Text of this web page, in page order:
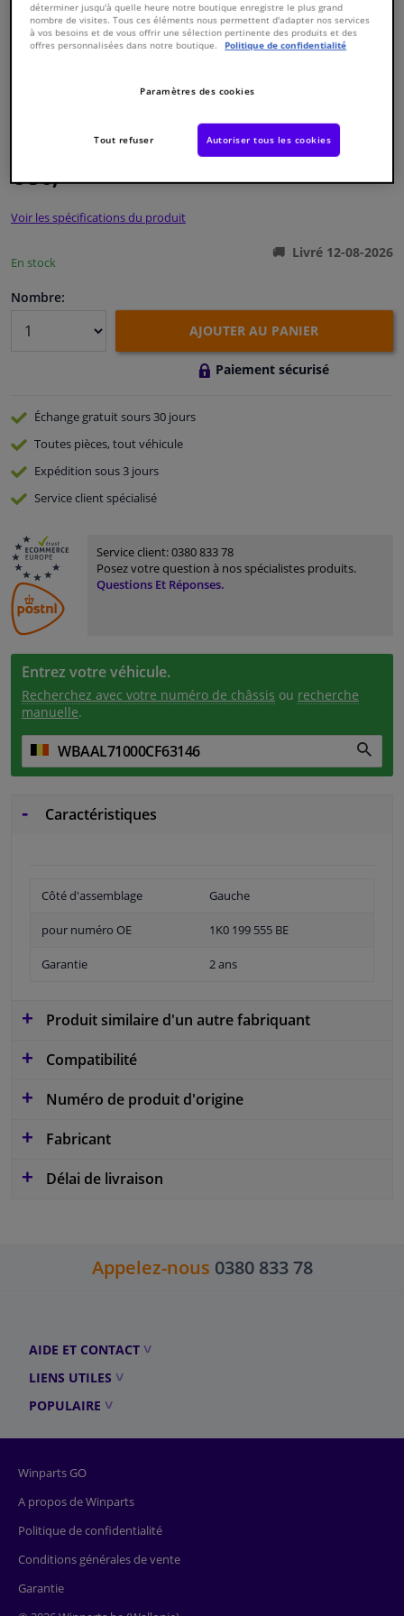
Fenêtres & accessoires
Intérieur & ameublement
Styling & Performance
Nettoyage & protection
Atelier & outils
Promotions et réductions
4047437543027
€ 50,
Voir les spécifications du produit
En stock
Livré 12-08-2026
Nombre:
AJOUTER AU PANIER
Paiement sécurisé
Échange gratuitsours 30 jours
Toutes pièces, tout véhicule
Expédition sous 3 jours
Serviceclient spécialisé
Service client:0380 833 78
Posez votre question à nos spécialistes produits.
Questions Et Réponses.
Entrez votre véhicule.
Recherchez avec votre numéro de châssis ou recherche
manuelle.
Caractéristiques
Côté d'assemblage Gauche
pour numéro OE 1K0 199 555 BE
Garantie 2 ans
Produit similaire d'un autre fabriquant
Compatibilité
Numéro de produit d'origine
Fabricant
Délai de livraison
Appelez-nous 0380 833 78
AIDE ET CONTACT
LIENS UTILES
POPULAIRE
Winparts GO
A propos de Winparts
Politique de confidentialité
Conditions générales de vente
Garantie
déterminer jusqu'à quelle heure notre boutique enregistre le plus grand
nombre de visites. Tous ces éléments nous permettent d'adapter nos services
à vos besoins et de vous offrir une sélection pertinente des produits et des
offres personnalisées dans notre boutique.
Politique de confidentialité
Paramètres des cookies
Tout refuser Autoriser tous les cookies